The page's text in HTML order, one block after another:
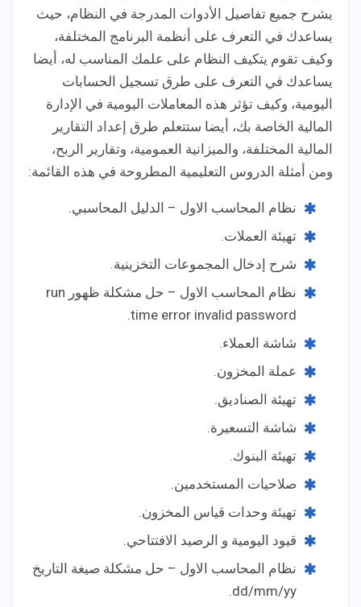
يشرح جميع تفاصيل الأدوات المدرجة في النظام، حيث
يساعدك في التعرف على أنظمة البرنامج المختلفة،
وكيف تقوم يتكيف النظام على علمك المناسب له، أيضا
يساعدك في التعرف على طرق تسجيل الحسابات
اليومية، وكيف تؤثر هذه المعاملات اليومية في الإدارة
المالية الخاصة بك، أيضا ستتعلم طرق إعداد التقارير
المالية المختلفة، والميزانية العمومية، وتقارير الربح،
ومن أمثلة الدروس التعليمية المطروحة في هذه القائمة:
نظام المحاسب الاول – الدليل المحاسبي.
تهيئة العملات.
شرح إدخال المجموعات التخزينية.
نظام المحاسب الاول – حل مشكلة ظهور run
time error invalid password.
شاشة العملاء.
عملة المخزون.
تهيئة الصناديق.
شاشة التسعيرة.
تهيئة البنوك.
صلاحيات المستخدمين.
تهيئة وحدات قياس المخزون.
قيود اليومية و الرصيد الافتتاحي.
نظام المحاسب الاول – حل مشكلة صيغة التاريخ
dd/mm/yy.